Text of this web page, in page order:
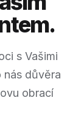
s Vašimi
nás důvěra
obrací